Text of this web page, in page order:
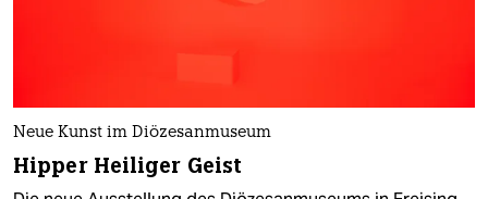
Neue Kunst im Diözesanmuseum
Hipper Heiliger Geist